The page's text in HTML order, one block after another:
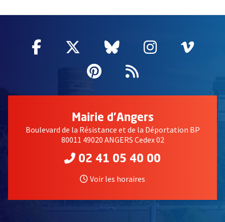
Facebook
, Ouvre une nouvelle fenêtre
Twitter
, Ouvre une nouvelle
Bluesky
, Ouvre une
Instagram
, Ouvre
,
Pinterest
, Ouvre une
Flux RSS
Mairie d'Angers
Boulevard de la Résistance et de la Déportation BP
80011 49020 ANGERS Cedex 02
02 41 05 40 00
Voir les horaires